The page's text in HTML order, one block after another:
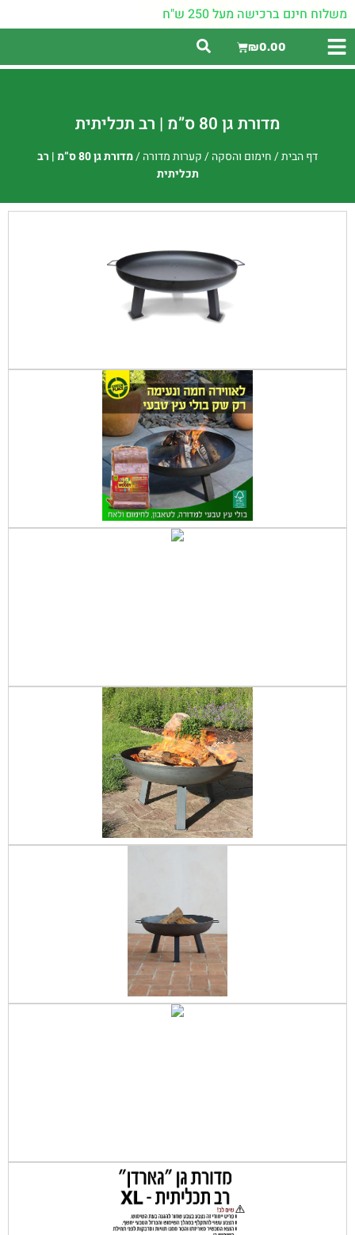
משלוח חינם ברכישה מעל 250 ש"ח
₪0.00
מדורת גן 80 ס”מ | רב תכליתית
דף הבית/חימום והסקה/קערות מדורה/
מדורת גן 80 ס”מ | רב
תכליתית